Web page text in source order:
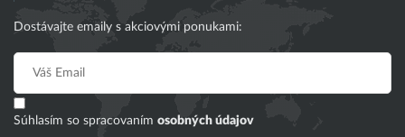
Dostávajte emaily s akciovými ponukami:
Súhlasím so spracovaním osobných údajov